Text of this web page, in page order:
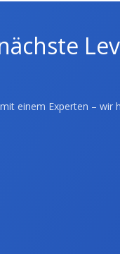
einem Experten – wir